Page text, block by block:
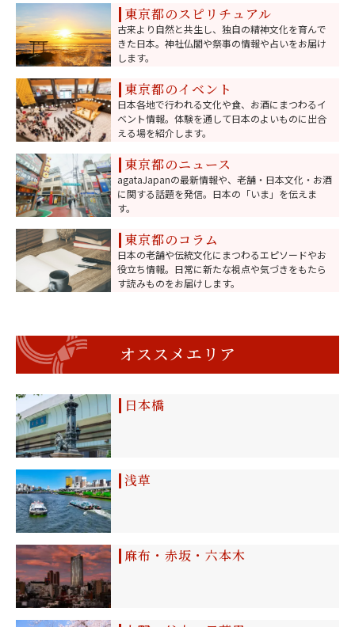
東京都のスピリチュアル
古来より自然と共生し、独自の精神文化を育んで
きた日本。神社仏閣や祭事の情報や占いをお届け
します。
東京都のイベント
日本各地で行われる文化や食、お酒にまつわるイ
ベント情報。体験を通して日本のよいものに出合
える場を紹介します。
東京都のニュース
agataJapanの最新情報や、老舗・日本文化・お酒
に関する話題を発信。日本の「いま」を伝えま
す。
東京都のコラム
日本の老舗や伝統文化にまつわるエピソードやお
役立ち情報。日常に新たな視点や気づきをもたら
す読みものをお届けします。
オススメエリア
日本橋
浅草
麻布・赤坂・六本木